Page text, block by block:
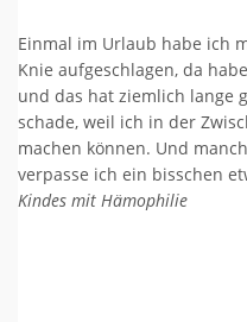
Einmal im Urlaub habe ich
Knie aufgeschlagen, da
und das hat ziemlich lange
schade, weil ich in der
machen können. Und
verpasse ich ein bisschen
Kindes mit Hämophilie